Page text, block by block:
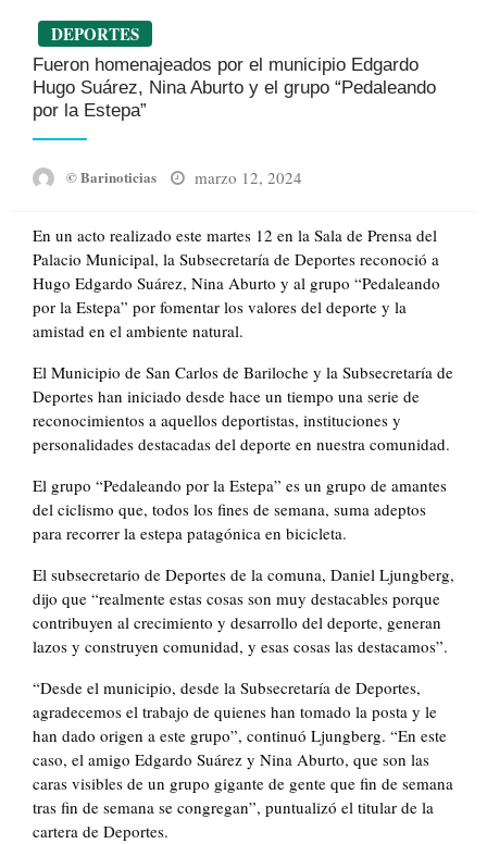
DEPORTES
Fueron homenajeados por el municipio Edgardo
Hugo Suárez, Nina Aburto y el grupo “Pedaleando
por la Estepa”
© Barinoticias
Posted
marzo 12, 2024
En un acto realizado este martes 12 en la Sala de Prensa del
Palacio Municipal, la Subsecretaría de Deportes reconoció a
Hugo Edgardo Suárez, Nina Aburto y al grupo “Pedaleando
por la Estepa” por fomentar los valores del deporte y la
amistad en el ambiente natural.
El Municipio de San Carlos de Bariloche y la Subsecretaría de
Deportes han iniciado desde hace un tiempo una serie de
reconocimientos a aquellos deportistas, instituciones y
personalidades destacadas del deporte en nuestra comunidad.
El grupo “Pedaleando por la Estepa” es un grupo de amantes
del ciclismo que, todos los fines de semana, suma adeptos
para recorrer la estepa patagónica en bicicleta.
El subsecretario de Deportes de la comuna, Daniel Ljungberg,
dijo que “realmente estas cosas son muy destacables porque
contribuyen al crecimiento y desarrollo del deporte, generan
lazos y construyen comunidad, y esas cosas las destacamos”.
“Desde el municipio, desde la Subsecretaría de Deportes,
agradecemos el trabajo de quienes han tomado la posta y le
han dado origen a este grupo”, continuó Ljungberg. “En este
caso, el amigo Edgardo Suárez y Nina Aburto, que son las
caras visibles de un grupo gigante de gente que fin de semana
tras fin de semana se congregan”, puntualizó el titular de la
cartera de Deportes.